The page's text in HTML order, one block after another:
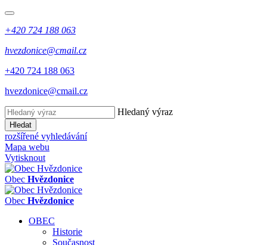
+420 724 188 063
hvezdonice@cmail.cz
+420 724 188 063
hvezdonice@cmail.cz
Hledaný výraz
Hledat
rozšířené vyhledávání
Mapa webu
Vytisknout
Obec Hvězdonice
Obec Hvězdonice
OBEC
Historie
Současnost